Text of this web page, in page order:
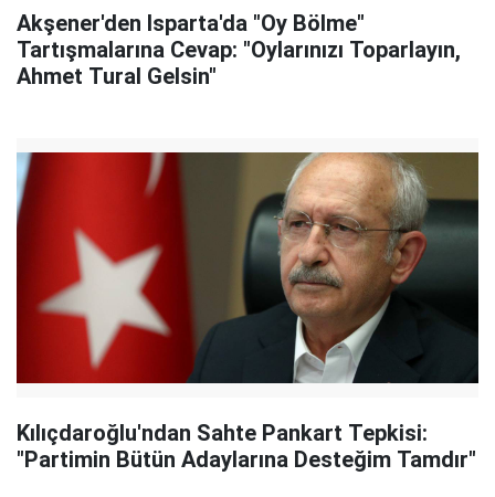
Akşener'den Isparta'da "Oy Bölme"
Tartışmalarına Cevap: "Oylarınızı Toparlayın,
Ahmet Tural Gelsin"
Kılıçdaroğlu'ndan Sahte Pankart Tepkisi:
"Partimin Bütün Adaylarına Desteğim Tamdır"